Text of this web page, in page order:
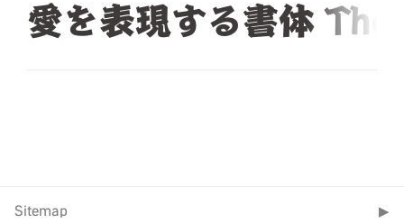
愛を表現する書体
Sitemap ▶